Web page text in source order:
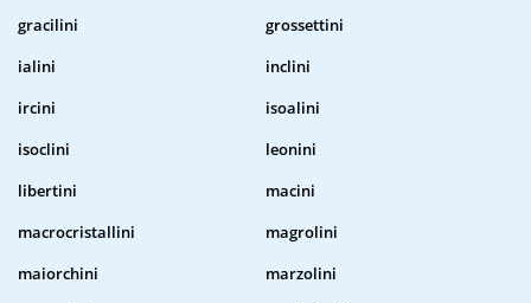
gracilini
grossettini
ialini
inclini
ircini
isoalini
isoclini
leonini
libertini
macini
macrocristallini
magrolini
maiorchini
marzolini